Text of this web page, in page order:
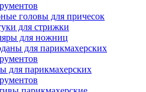
головы для причесок
для стрижки
для ножниц
для парикмахерских
для парикмахерских